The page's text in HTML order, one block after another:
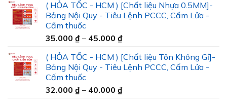
( HỎA TỐC - HCM ) [Chất liệu Nhựa 0.5MM]-
Bảng Nội Quy - Tiêu Lệnh PCCC, Cấm Lửa -
Cấm thuốc
35.000 ₫ – 45.000 ₫Khoảng
từ
35.000 ₫
45.000 ₫
( HỎA TỐC - HCM ) [Chất liệu Tôn Không Gỉ]-
Bảng Nội Quy - Tiêu Lệnh PCCC, Cấm Lửa -
Cấm thuốc
32.000 ₫ – 40.000 ₫Khoảng